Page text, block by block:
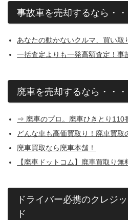
事故車を売却するなら・・
あなたの動かないクルマ、買い取
一括査定よりも一発高額査定！事
廃車を売却するなら・・・
⇒ 廃車のプロ。廃車ひきとり110
どんな車も高価買取り！廃車買取
廃車買取なら廃車本舗！
【廃車ドットコム】廃車買取り
ドライバー必携のクレジ
ド